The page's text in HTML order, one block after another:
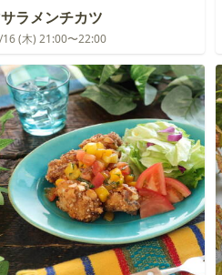
ラメンチカツ
16 (木) 21:00〜22:00